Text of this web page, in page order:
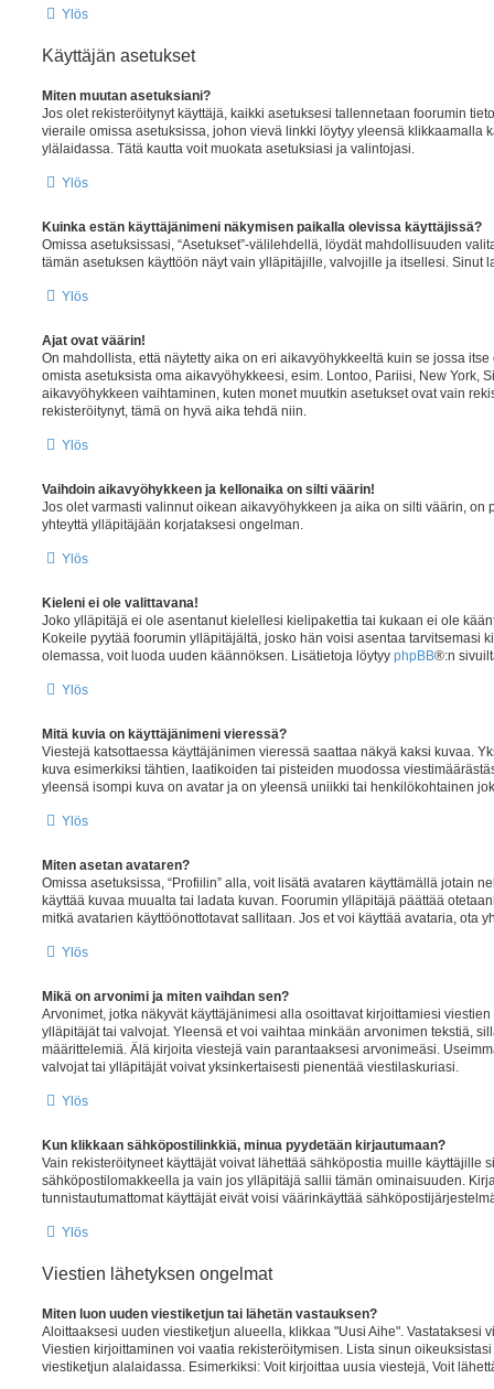
Ylös
Käyttäjän asetukset
Miten muutan asetuksiani?
Jos olet rekisteröitynyt käyttäjä, kaikki asetuksesi tallennetaan foorumin
vieraile omissa asetuksissa, johon vievä linkki löytyy yleensä klikkaamalla
ylälaidassa. Tätä kautta voit muokata asetuksiasi ja valintojasi.
Ylös
Kuinka estän käyttäjänimeni näkymisen paikalla olevissa käyttäjissä?
Omissa asetuksissasi, “Asetukset”-välilehdellä, löydät mahdollisuuden
tämän asetuksen käyttöön näyt vain ylläpitäjille, valvojille ja itsellesi. Sinut
Ylös
Ajat ovat väärin!
On mahdollista, että näytetty aika on eri aikavyöhykkeeltä kuin se jossa
omista asetuksista oma aikavyöhykkeesi, esim. Lontoo, Pariisi, New York,
aikavyöhykkeen vaihtaminen, kuten monet muutkin asetukset ovat vain
rekisteröitynyt, tämä on hyvä aika tehdä niin.
Ylös
Vaihdoin aikavyöhykkeen ja kellonaika on silti väärin!
Jos olet varmasti valinnut oikean aikavyöhykkeen ja aika on silti väärin, on
yhteyttä ylläpitäjään korjataksesi ongelman.
Ylös
Kieleni ei ole valittavana!
Joko ylläpitäjä ei ole asentanut kielellesi kielipakettia tai kukaan ei ole
Kokeile pyytää foorumin ylläpitäjältä, josko hän voisi asentaa tarvitsemasi
olemassa, voit luoda uuden käännöksen. Lisätietoja löytyy phpBB®:n
Ylös
Mitä kuvia on käyttäjänimeni vieressä?
Viestejä katsottaessa käyttäjänimen vieressä saattaa näkyä kaksi kuvaa.
kuva esimerkiksi tähtien, laatikoiden tai pisteiden muodossa
yleensä isompi kuva on avatar ja on yleensä uniikki tai henkilökohtainen
Ylös
Miten asetan avataren?
Omissa asetuksissa, “Profiilin” alla, voit lisätä avataren käyttämällä jotain
käyttää kuvaa muualta tai ladata kuvan. Foorumin ylläpitäjä päättää
mitkä avatarien käyttöönottotavat sallitaan. Jos et voi käyttää avataria, ota
Ylös
Mikä on arvonimi ja miten vaihdan sen?
Arvonimet, jotka näkyvät käyttäjänimesi alla osoittavat kirjoittamiesi
ylläpitäjät tai valvojat. Yleensä et voi vaihtaa minkään arvonimen tekstiä,
määrittelemiä. Älä kirjoita viestejä vain parantaaksesi arvonimeäsi.
valvojat tai ylläpitäjät voivat yksinkertaisesti pienentää viestilaskuriasi.
Ylös
Kun klikkaan sähköpostilinkkiä, minua pyydetään kirjautumaan?
Vain rekisteröityneet käyttäjät voivat lähettää sähköpostia muille käyttäjille
sähköpostilomakkeella ja vain jos ylläpitäjä sallii tämän ominaisuuden.
tunnistautumattomat käyttäjät eivät voisi väärinkäyttää
Ylös
Viestien lähetyksen ongelmat
Miten luon uuden viestiketjun tai lähetän vastauksen?
Aloittaaksesi uuden viestiketjun alueella, klikkaa "Uusi Aihe". Vastataksesi
Viestien kirjoittaminen voi vaatia rekisteröitymisen. Lista sinun
viestiketjun alalaidassa. Esimerkiksi: Voit kirjoittaa uusia viestejä, Voit